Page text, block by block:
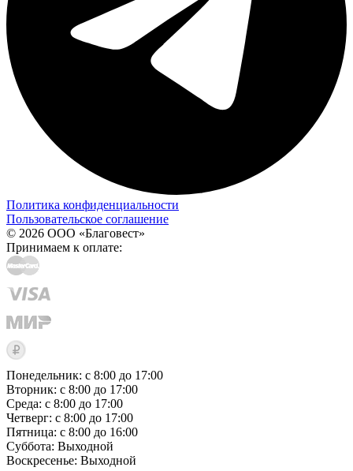
Политика конфиденциальности
Пользовательское соглашение
© 2026 ООО «Благовест»
Принимаем к оплате:
Понедельник: с 8:00 до 17:00
Вторник: с 8:00 до 17:00
Среда: с 8:00 до 17:00
Четверг: с 8:00 до 17:00
Пятница: с 8:00 до 16:00
Суббота: Выходной
Воскресенье: Выходной